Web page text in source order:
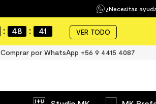
¿Necesitas
: 48 : 41 VER TODO
Comprar por WhatsApp +56 9 4415 4087